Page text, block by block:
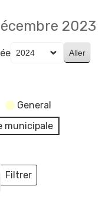
2023
General
municipale
Filtrer
Lieux